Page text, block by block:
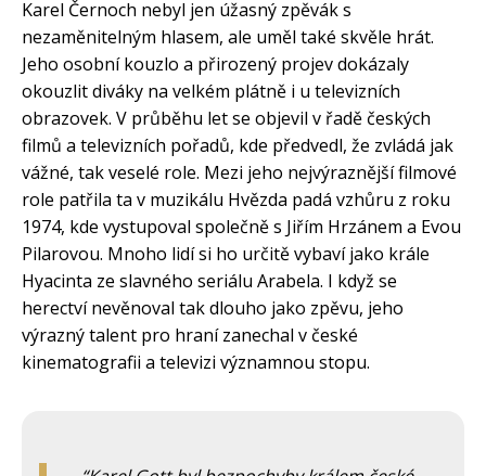
Karel Černoch nebyl jen úžasný zpěvák s
nezaměnitelným hlasem, ale uměl také skvěle hrát.
Jeho osobní kouzlo a přirozený projev dokázaly
okouzlit diváky na velkém plátně i u televizních
obrazovek. V průběhu let se objevil v řadě českých
filmů a televizních pořadů, kde předvedl, že zvládá jak
vážné, tak veselé role. Mezi jeho nejvýraznější filmové
role patřila ta v muzikálu Hvězda padá vzhůru z roku
1974, kde vystupoval společně s Jiřím Hrzánem a Evou
Pilarovou. Mnoho lidí si ho určitě vybaví jako krále
Hyacinta ze slavného seriálu Arabela. I když se
herectví nevěnoval tak dlouho jako zpěvu, jeho
výrazný talent pro hraní zanechal v české
kinematografii a televizi významnou stopu.